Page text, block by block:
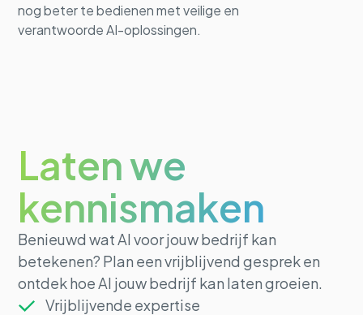
nog beter te bedienen met veilige en
verantwoorde AI-oplossingen.
Laten we
kennismaken
Benieuwd wat AI voor jouw bedrijf kan
betekenen? Plan een vrijblijvend gesprek en
ontdek hoe AI jouw bedrijf kan laten groeien.
Vrijblijvende expertise